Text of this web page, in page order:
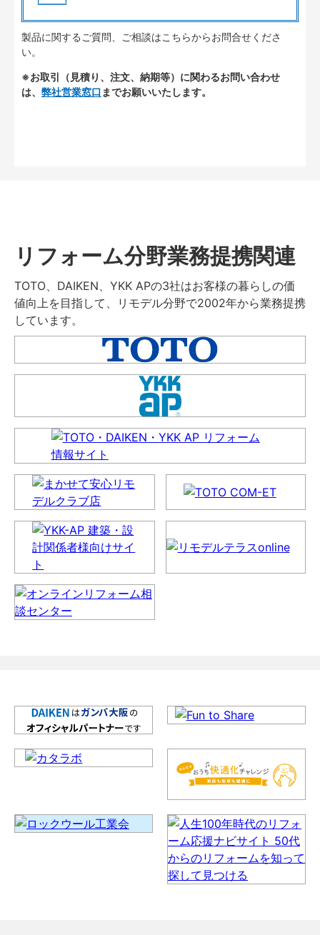
製品に関するご質問、ご相談はこちらからお問合せくださ
い。
※お取引（見積り、注文、納期等）に関わるお問い合わせ
は、 弊社営業窓口 までお願いいたします。
リフォーム分野業務提携関連
TOTO、DAIKEN、YKK APの3社はお客様の暮らしの価
値向上を目指して、リモデル分野で2002年から業務提携
しています。